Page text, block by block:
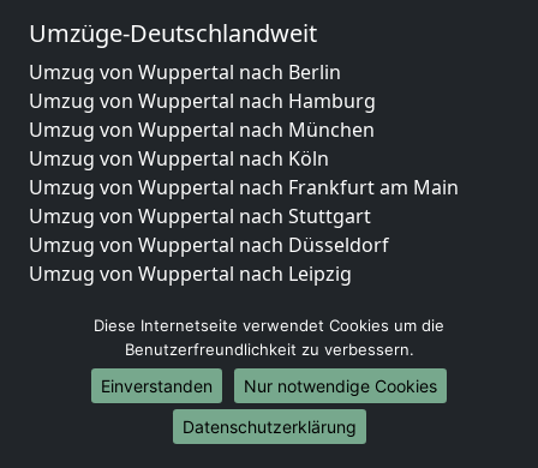
Umzüge-Deutschlandweit
Umzug von Wuppertal nach Berlin
Umzug von Wuppertal nach Hamburg
Umzug von Wuppertal nach München
Umzug von Wuppertal nach Köln
Umzug von Wuppertal nach Frankfurt am Main
Umzug von Wuppertal nach Stuttgart
Umzug von Wuppertal nach Düsseldorf
Umzug von Wuppertal nach Leipzig
Umzug von Wuppertal nach Essen
Umzug von Wuppertal nach Bremen
Umzug von Wuppertal nach Dresden
Umzug von Wuppertal nach Hannover
Umzug von Wuppertal nach Nürnberg
Diese Internetseite verwendet Cookies um die
Benutzerfreundlichkeit zu verbessern.
Einverstanden
Nur notwendige Cookies
Datenschutzerklärung